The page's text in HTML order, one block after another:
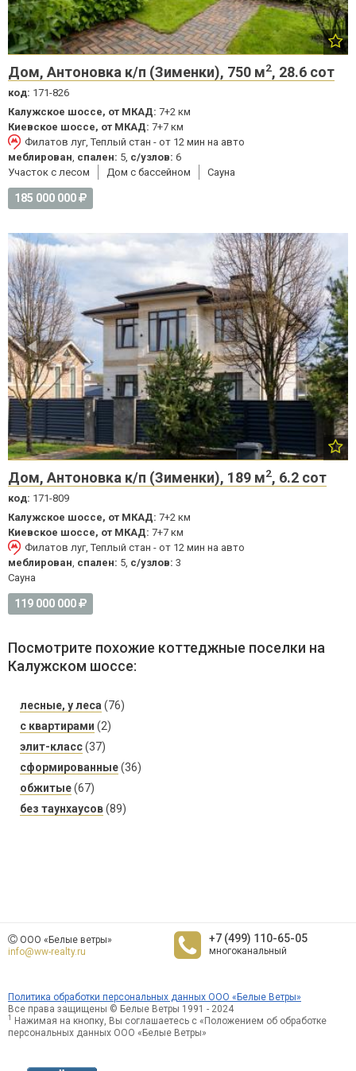
Дом, Антоновка к/п (Зименки), 750 м2, 28.6 сот
код: 171-826
Калужское шоссе, от МКАД: 7+2 км
Киевское шоссе, от МКАД: 7+7 км
Филатов луг, Теплый стан - от 12 мин на авто
меблирован, спален: 5, с/узлов: 6
Участок с лесом
Дом с бассейном Cауна
185 000 000
Дом, Антоновка к/п (Зименки), 189 м2, 6.2 сот
код: 171-809
Калужское шоссе, от МКАД: 7+2 км
Киевское шоссе, от МКАД: 7+7 км
Филатов луг, Теплый стан - от 12 мин на авто
меблирован спален: 5, с/узлов: 3
Cауна
119 000 000
Посмотрите похожие коттеджные поселки на
Калужском шоссе:
лесные, у леса (76)
с квартирами (2)
элит-класс(37)
сформированные(36)
обжитые(67)
без таунхаусов(89)
ООО «Белые ветры»
info@ww-realty.ru
+7 (499) 110-65-05
многоканальный
Политика обработки персональных данных ООО «Белые Ветры»
Все права защищены © Белые Ветры 1991 - 2024
1
Нажимая на кнопку, Вы соглашаетесь с «Положением об обработке
персональных данных ООО «Белые Ветры»